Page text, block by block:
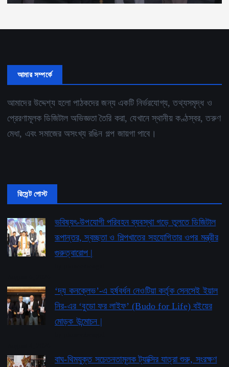
আমার সম্পর্কে
আমাদের উদ্দেশ্য হলো পাঠকদের জন্য একটি নির্ভরযোগ্য, তথ্যসমৃদ্ধ ও
প্রেরণামূলক ডিজিটাল অভিজ্ঞতা তৈরি করা, যেখানে স্থানীয় কণ্ঠস্বর, তরুণ
মেধা, এবং সমাজের অসংখ্য রঙিন গল্প জায়গা পাবে।
রিসেন্ট পোস্ট
ভবিষ্যৎ-উপযোগী পরিবহন ব্যবস্থা গড়ে তুলতে ডিজিটাল
রূপান্তর, স্বচ্ছতা ও শিল্পখাতের সহযোগিতার ওপর মন্ত্রীর
গুরুত্বারোপ |
‘দ্য কনক্লেভ’-এ হর্ষবর্ধন নেওটিয়া কর্তৃক সেনসেই ইয়াল
নির-এর ‘বুডো ফর লাইফ’ ​​(Budo for Life) বইয়ের
মোড়ক উন্মোচন |
বাঘ-থিমযুক্ত সচেতনতামূলক ট্যাক্সির যাত্রা শুরু, সংরক্ষণ